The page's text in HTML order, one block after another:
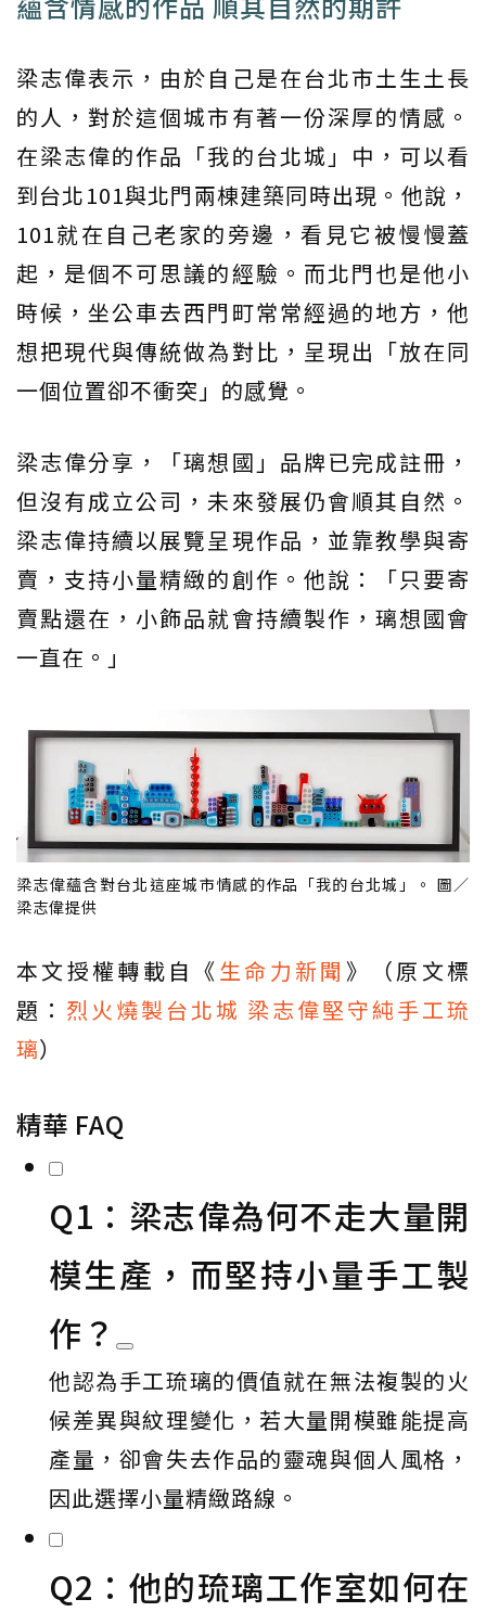
梁志偉表示，由於自己是在台北市土生土長
的人，對於這個城市有著一份深厚的情感。
在梁志偉的作品「我的台北城」中，可以看
到台北101與北門兩棟建築同時出現。他說，
101就在自己老家的旁邊，看見它被慢慢蓋
起，是個不可思議的經驗。而北門也是他小
時候，坐公車去西門町常常經過的地方，他
想把現代與傳統做為對比，呈現出「放在同
一個位置卻不衝突」的感覺。
梁志偉分享，「璃想國」品牌已完成註冊，
但沒有成立公司，未來發展仍會順其自然。
梁志偉持續以展覽呈現作品，並靠教學與寄
賣，支持小量精緻的創作。他說：「只要寄
賣點還在，小飾品就會持續製作，璃想國會
一直在。」
梁志偉蘊含對台北這座城市情感的作品「我的台北城」。 圖／
梁志偉提供
本文授權轉載自《 生命力新聞 》（原文標
題： 烈火燒製台北城 梁志偉堅守純手工琉
璃）
精華 FAQ
Q1：梁志偉為何不走大量開
模生產，而堅持小量手工製
作？
他認為手工琉璃的價值就在無法複製的火
候差異與紋理變化，若大量開模雖能提高
產量，卻會失去作品的靈魂與個人風格，
因此選擇小量精緻路線。
Q2：他的琉璃工作室如何在